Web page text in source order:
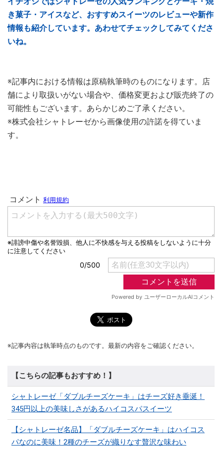
き菓子・アイスなど、おすすめスイーツのレビューや新作
情報も紹介しています。あわせてチェックしてみてくださ
いね。
※記事内における情報は原稿執筆時のものになります。店
舗により取扱いがない場合や、価格変更および販売終了の
可能性もございます。あらかじめご了承ください。
※株式会社シャトレーゼから画像使用の許諾を得ていま
す。
※記事内容は執筆時点のものです。最新の内容をご確認ください。
【こちらの記事もおすすめ！】
シャトレーゼ「ダブルチーズケーキ」はチーズ好き垂涎！
345円以上の美味しさがあるハイコスパスイーツ
【シャトレーゼ名品】「ダブルチーズケーキ」はハイコス
パなのに美味！2種のチーズが織りなす贅沢な味わい